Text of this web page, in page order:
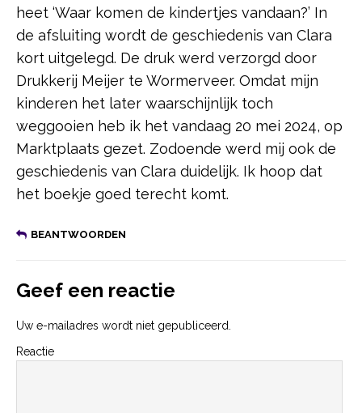
heet ‘Waar komen de kindertjes vandaan?’ In
de afsluiting wordt de geschiedenis van Clara
kort uitgelegd. De druk werd verzorgd door
Drukkerij Meijer te Wormerveer. Omdat mijn
kinderen het later waarschijnlijk toch
weggooien heb ik het vandaag 20 mei 2024, op
Marktplaats gezet. Zodoende werd mij ook de
geschiedenis van Clara duidelijk. Ik hoop dat
het boekje goed terecht komt.
BEANTWOORDEN
Geef een reactie
Uw e-mailadres wordt niet gepubliceerd.
Reactie